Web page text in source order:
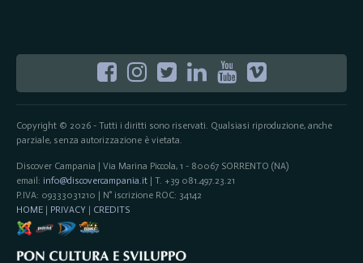
Copyright © 2026 - Tutti i diritti sono riservati. Qualsiasi riproduzione, anche
parziale, senza autorizzazione è vietata.
Discover Campania | Via Marina Piccola, 1 - 80067 SORRENTO (NA)
email: info@discovercampania.it| T. +39 081.497.23.21
P.IVA: 09333031210 | N° iscrizione ROC: 34142
HOME| PRIVACY | CREDITS